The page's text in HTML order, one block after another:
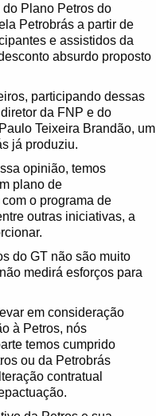
Plano Petros do
Petrobrás a partir de
e assistidos da
absurdo proposto
participando dessas
da FNP e do
Teixeira Brandão, um
já produziu.
opinião, temos
plano de
o programa de
outras iniciativas, a
do GT não são muito
medirá esforços para
em consideração
à Petros, nós
temos cumprido
ou da Petrobrás
contratual